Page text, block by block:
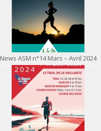
News ASM n°14 Mars – Avril 2024